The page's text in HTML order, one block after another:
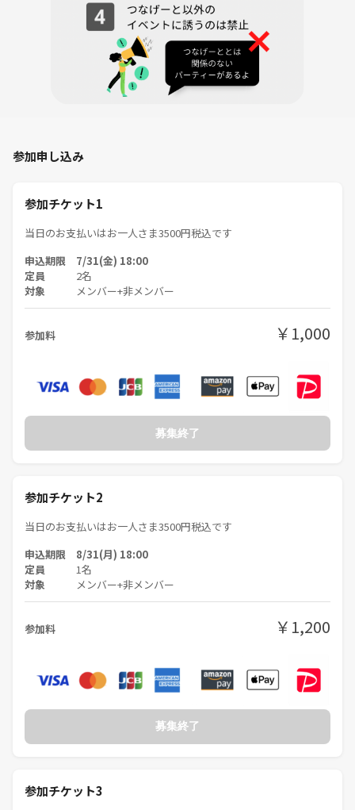
直前キャンセルされた場合には
キャンセル料3500円発生致します
🌱サークルの雰囲気
・音楽やカラオケを通じて自然に仲良くなれる、和やかでアットホーム
な集まりです🎵
・初参加・ひとり参加の方も大歓迎！しっかりサポートします
・歌うのが苦手な方も、雰囲気を味わいに遊びにきてくださいね（無理
しますのでｗ）
「日常のストレスが吹き飛ぶ」
・みんなでつくる“ｓのセンチメンタルハーモニー”、あなたのご参加を
⚠️注意事項⚠️
・勧誘・営業・告知・引き抜き・しつこいナンパ・暴言など
・過度なナンパ行為や迷惑行為
・開催内容や風景写真、動画のSNS等への無許可投稿
サークルやイベントの輪を乱す行動をする方、運営側の指示に従ってい
ただけない方や運営側が参加者様としてふさわしくないと判断した方
この機会。。。カラオケを通して歌と笑顔で思い切り楽しみませんか？
お気軽にご参加ください😊
参加申し込み
参加チケット1
当日のお支払いはお一人さま3500円税込です
申込期限 7/31(金) 18:00
定員 2名
対象 メンバー+非メンバー
参加料 ￥1,000
募集終了
参加チケット2
当日のお支払いはお一人さま3500円税込です
申込期限 8/31(月) 18:00
定員 1名
対象 メンバー+非メンバー
参加料 ￥1,200
募集終了
参加チケット3